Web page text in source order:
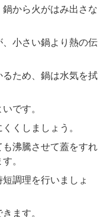
から火がはみ出さな
小さい鍋より熱の伝
ため、鍋は水気を拭
です。
くしましょう。
沸騰させて蓋をすれ
。
調理を行いましょ
ます。